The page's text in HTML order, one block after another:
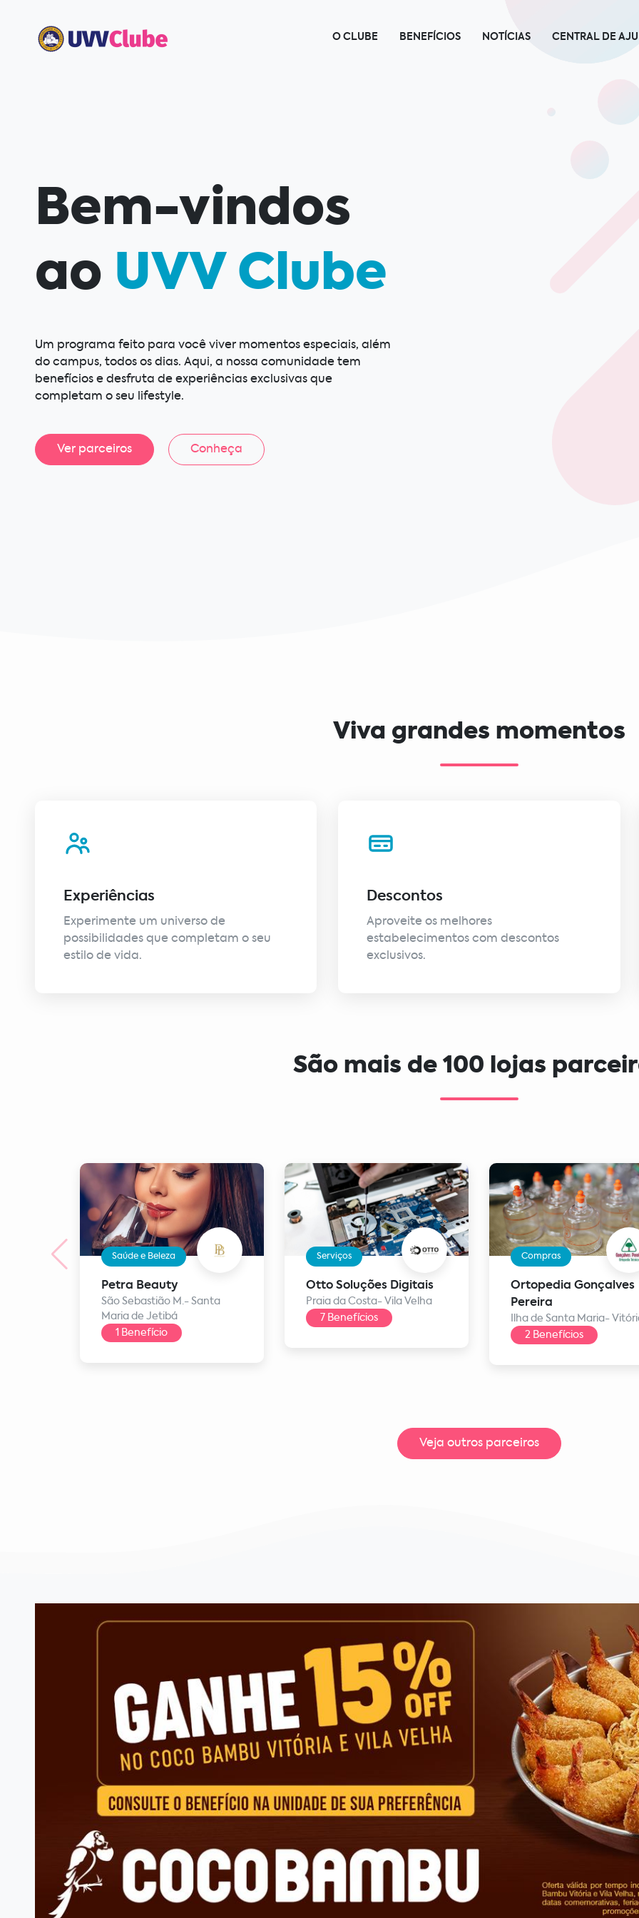
O CLUBE BENEFÍCIOS NOTÍCIAS CENTRAL DE
Bem-vindos
ao UVV Clube
Um programa feito para você viver momentos especiais, além
do campus, todos os dias. Aqui, a nossa comunidade tem
benefícios e desfruta de experiências exclusivas que
completam o seu lifestyle.
Ver parceiros Conheça
Viva grandes momentos
Experiências
Experimente um universo de
possibilidades que completam o seu
estilo de vida.
Descontos
Aproveite os melhores
estabelecimentos com descontos
exclusivos.
São mais de 100 lojas
Saúde e Beleza
Petra Beauty
São Sebastião M.- Santa
Maria de Jetibá
1 Benefício
Serviços
Otto Soluções Digitais
Praia da Costa- Vila Velha
7 Benefícios
Compras
Ortopedia Gonçalves
Pereira
Ilha de Santa Maria-
2 Benefícios
Veja outros parceiros